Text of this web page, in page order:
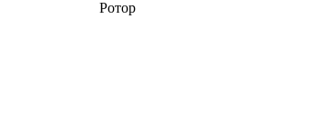
Ротор